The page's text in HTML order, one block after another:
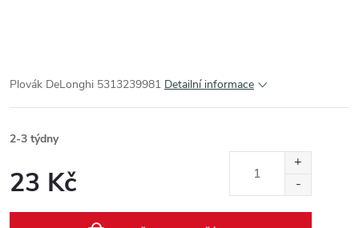
Plovák DeLonghi 5313239981 Detailní informace
2-3 týdny
23 Kč